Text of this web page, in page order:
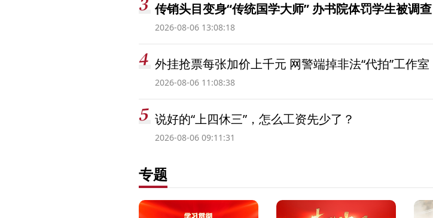
传销头目变身“传统国学大师” 办书院体罚学生被调查
2026-08-06 13:08:18
外挂抢票每张加价上千元 网警端掉非法“代拍”工作室
2026-08-06 11:08:38
说好的“上四休三”，怎么工资先少了？
2026-08-06 09:11:31
专题